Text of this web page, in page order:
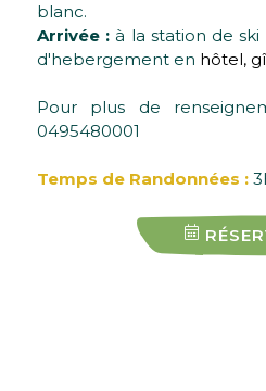
blanc.
Arrivée :à la station de ski
d'hebergement en hôtel,
Pour plus de
0495480001
Temps de Randonnées :